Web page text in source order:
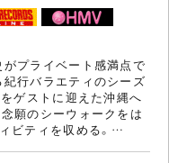
プライベート感満点で
行バラエティのシーズ
ゲストに迎えた沖縄へ
願のシーウォークをは
ビティを収める。…